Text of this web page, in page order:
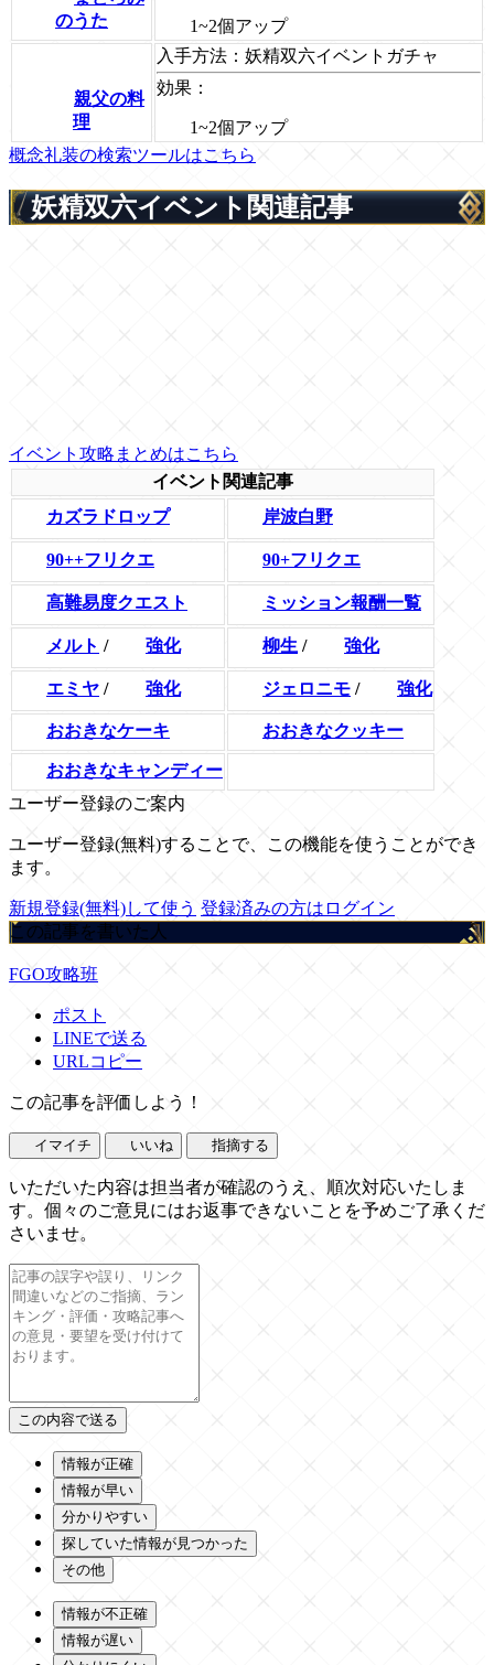
のうた
1~2個アップ
親父の料
理
入手方法： 妖精双六イベントガチャ
効果：
1~2個アップ
概念礼装の検索ツールはこちら
妖精双六イベント関連記事
イベント攻略まとめはこちら
イベント関連記事
カズラドロップ
岸波白野
90++フリクエ 90+フリクエ
高難易度クエスト ミッション報酬一覧
メルト / 強化 柳生 / 強化
エミヤ / 強化 ジェロニモ / 強化
おおきなケーキ おおきなクッキー
おおきなキャンディー
ユーザー登録のご案内
ユーザー登録(無料)することで、この機能を使うことができ
ます。
新規登録(無料)して使う 登録済みの方はログイン
この記事を書いた人
FGO攻略班
ポスト
LINEで送る
URLコピー
この記事を評価しよう！
イマイチ いいね 指摘する
いただいた内容は担当者が確認のうえ、順次対応いたしま
す。個々のご意見にはお返事できないことを予めご了承くだ
さいませ。
情報が正確
情報が早い
分かりやすい
探していた情報が見つかった
その他
情報が不正確
情報が遅い